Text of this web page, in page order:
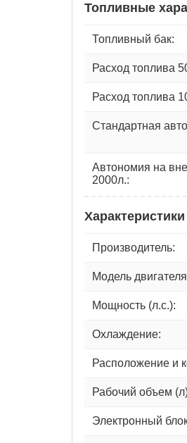
Топливные
Топливный бак:
Расход топлива
Расход топлива
Стандартная
Автономия на
2000л.:
Производитель:
Модель
Мощность (л.с.):
Охлаждение:
Расположение и
Рабочий объем
Электронный